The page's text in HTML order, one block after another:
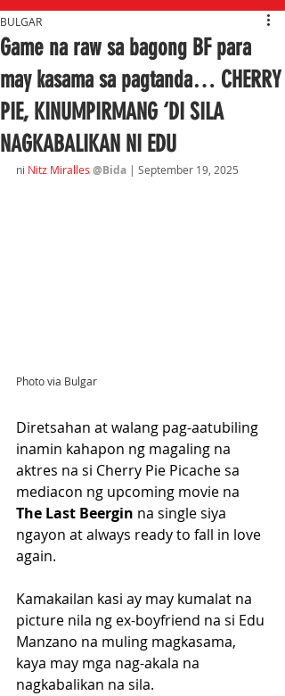
Game na raw sa bagong BF para
may kasama sa pagtanda… CHERRY
PIE, KINUMPIRMANG ‘DI SILA
NAGKABALIKAN NI EDU
BULGAR
ni Nitz Miralles @Bida | September 19 , 2025
Photo via Bulgar
Diretsahan at walang pag-aatubiling
inamin kahapon ng magaling na
aktres na si Cherry Pie Picache sa
mediacon ng upcoming movie na
The Last Beergin na single siya
ngayon at always ready to fall in love
again.
Kamakailan kasi ay may kumalat na
picture nila ng ex-boyfriend na si Edu
Manzano na muling magkasama,
kaya may mga nag-akala na
nagkabalikan na sila.